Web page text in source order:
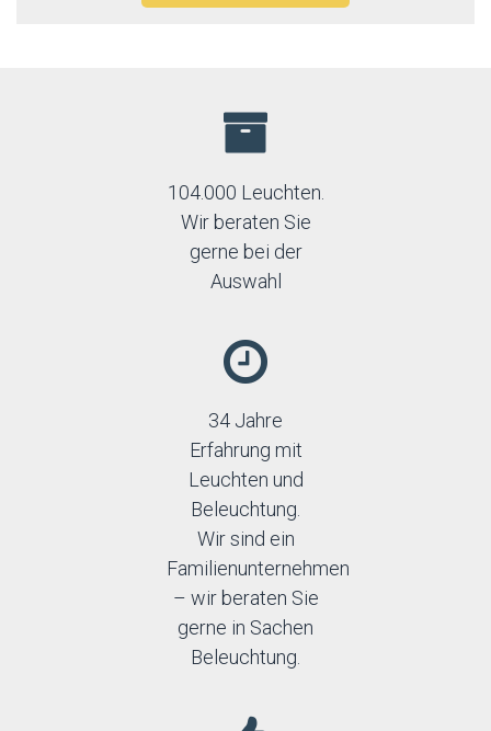
104.000 Leuchten.
Wir beraten Sie
gerne bei der
Auswahl
34 Jahre
Erfahrung mit
Leuchten und
Beleuchtung.
Wir sind ein
Familienunternehmen
– wir beraten Sie
gerne in Sachen
Beleuchtung.